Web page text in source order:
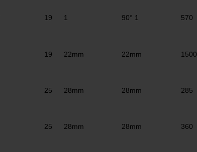
19 1 90° 1 570
19 22mm 22mm 1500
25 28mm 28mm 285
25 28mm 28mm 360